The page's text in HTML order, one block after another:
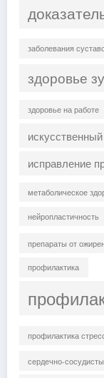
заболевания
здоровье
здоровье на работе
исправление
метаболическое
нейропластичность
препараты от
профилактика
профилактика
сердечно-